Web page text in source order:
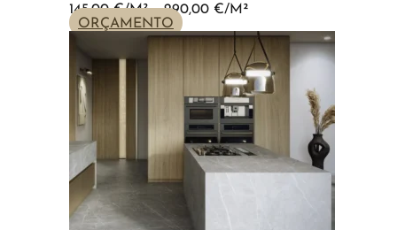
145,00€ – 290,00 €
PRICE
145,00 €
THROUGH
290,00 €
ORÇAMENTO